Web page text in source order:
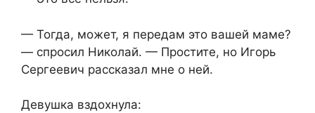
— Тогда, может, я передам это вашей маме?
— спросил Николай. — Простите, но Игорь
Сергеевич рассказал мне о ней.
Девушка вздохнула: